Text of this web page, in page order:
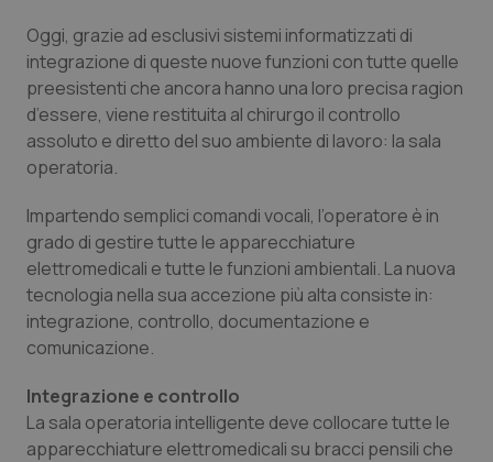
Psoriasi & pelle
Quotidiano Cardiologia
Quotidiano Chirurgia
Quotidiano Oncologia
Quotidiano Pediatria
Rene & patologie urogenitali
Salute orale & impianti
Sangue & coagulazione
Oggi, grazie ad esclusivi sistemi informatizzati di
integrazione di queste nuove funzioni con tutte quelle
preesistenti che ancora hanno una loro precisa ragion
d’essere, viene restituita al chirurgo il controllo
assoluto e diretto del suo ambiente di lavoro: la sala
operatoria.
Impartendo semplici comandi vocali, l’operatore è in
grado di gestire tutte le apparecchiature
elettromedicali e tutte le funzioni ambientali. La nuova
tecnologia nella sua accezione più alta consiste in:
integrazione, controllo, documentazione e
comunicazione.
Integrazione e controllo
La sala operatoria intelligente deve collocare tutte le
apparecchiature elettromedicali su bracci pensili che